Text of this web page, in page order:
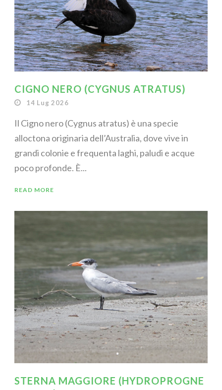
CIGNO NERO (CYGNUS ATRATUS)
14 Lug 2026
Il Cigno nero (Cygnus atratus) è una specie
alloctona originaria dell’Australia, dove vive in
grandi colonie e frequenta laghi, paludi e acque
poco profonde. È...
READ MORE
STERNA MAGGIORE (HYDROPROGNE